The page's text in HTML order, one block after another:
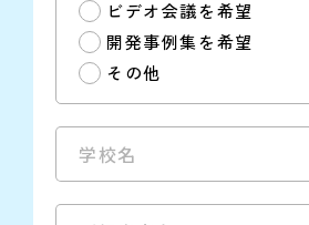
ビデオ会議を希望
開発事例集を希望
その他